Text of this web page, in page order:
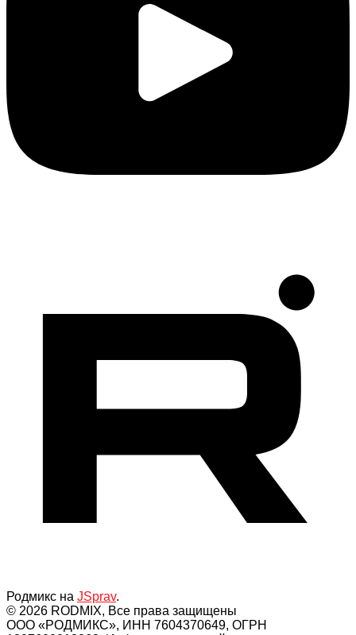
Родмикс на JSprav.
© 2026 RODMIX, Все права защищены
ООО «РОДМИКС», ИНН 7604370649, ОГРН